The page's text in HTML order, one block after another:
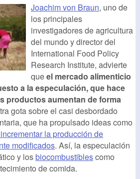
Joachim von Braun, uno de
los principales
investigadores de agricultura
del mundo y director del
International Food Policy
Research Institute, advierte
queel mercado alimenticio
a la especulación, que hace
productos aumentan de forma
gota sobre el casi desbordado
que ha propulsado ideas como
la producción de
modificados. Así, la especulación
y losbiocombustiblescomo
de comida.